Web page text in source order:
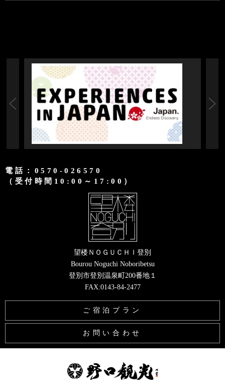
電話：0570-026570
（受付時間10:00～17:00）
望楼ＮＯＧＵＣＨＩ登別
Bourou Noguchi Noboribetsu
登別市登別温泉町200番地１
FAX:0143-84-2477
ご宿泊プラン
お問い合わせ